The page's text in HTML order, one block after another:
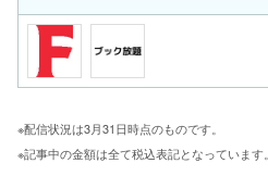
※配信状況は3月31日時点のものです。
※記事中の金額は全て税込表記となっています。